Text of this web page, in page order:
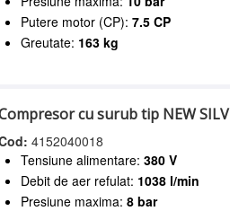
Putere motor (CP):7.5 CP
Greutate: 163 kg
cu surub tip NEW
4152040018
Tensiune alimentare:380 V
Debit de aer refulat: 1038 l/min
Presiune maxima:8 bar